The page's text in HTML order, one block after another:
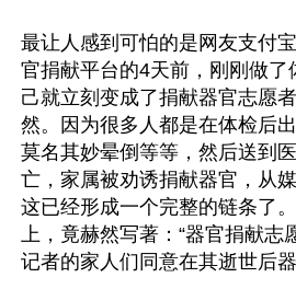
最让人感到可怕的是网友支付
官捐献平台的4天前，刚刚做了
己就立刻变成了捐献器官志愿
然。因为很多人都是在体检后
莫名其妙晕倒等等，然后送到
亡，家属被劝诱捐献器官，从
这已经形成一个完整的链条了
上，竟赫然写著：“器官捐献志
记者的家人们同意在其逝世后器